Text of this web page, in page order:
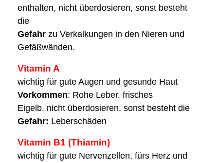
enthalten, nicht überdosieren, sonst besteht
die
Gefahr zu Verkalkungen in den Nieren und
Gefäßwänden.
Vitamin A
wichtig für gute Augen und gesunde Haut
Vorkommen: Rohe Leber, frisches
Eigelb. nicht überdosieren, sonst besteht die
Gefahr: Leberschäden
Vitamin B1 (Thiamin)
wichtig für gute Nervenzellen, fürs Herz und